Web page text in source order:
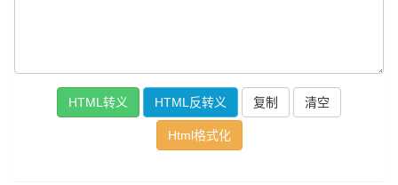
复制 清空
Html格式化